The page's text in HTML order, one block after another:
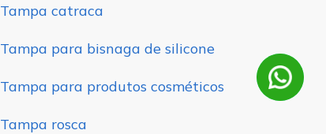
Tampa catraca
Tampa para bisnaga de silicone
Tampa para produtos cosméticos
Tampa rosca